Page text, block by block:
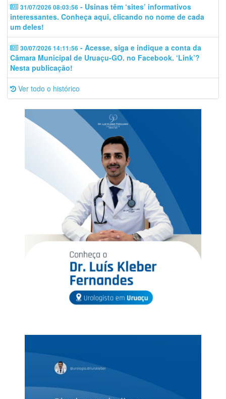
31/07/2026 08:03:56 - Usinas têm ‘sites’ informativos
interessantes. Conheça aqui, clicando no nome de cada
um deles!
30/07/2026 14:11:56 - Acesse, siga e indique a conta da
Câmara Municipal de Uruaçu-GO. no Facebook. ‘Link’?
Nesta publicação!
Ver todo o histórico